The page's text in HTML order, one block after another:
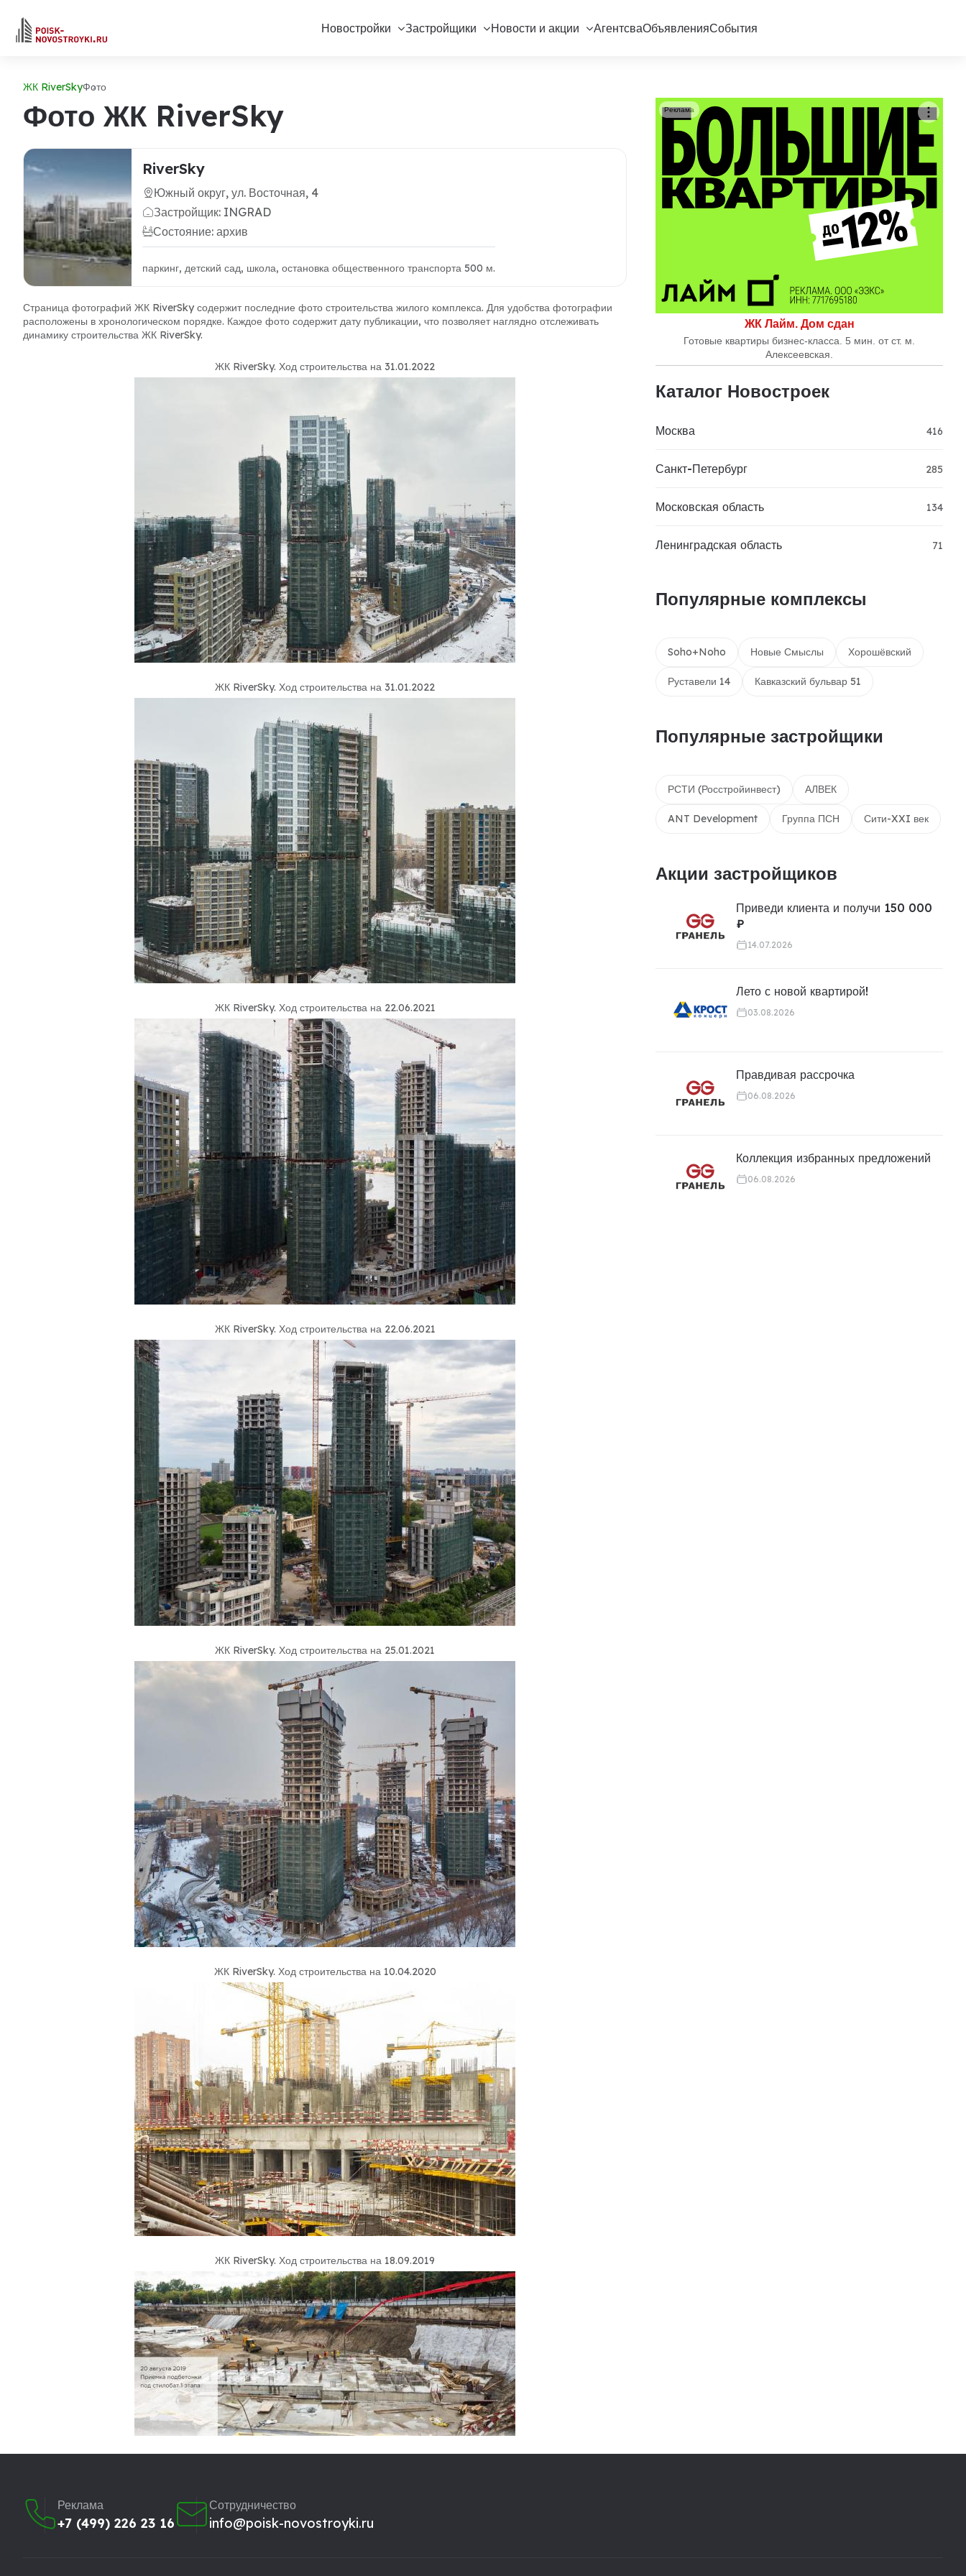
Новостройки Застройщики Новости и акции АгентсваОбъявленияСобытия
ЖК RiverSkyФото
Фото ЖК RiverSky
RiverSky
Южный округ, ул. Восточная, 4
Застройщик: INGRAD
Состояние: архив
паркинг, детский сад, школа, остановка общественного транспорта 500 м.
Страница фотографий ЖК RiverSky содержит последние фото строительства жилого комплекса. Для удобства фотографии
расположены в хронологическом порядке. Каждое фото содержит дату публикации, что позволяет наглядно отслеживать
динамику строительства ЖК RiverSky.
ЖК RiverSky. Ход строительства на 31.01.2022
ЖК RiverSky. Ход строительства на 31.01.2022
ЖК RiverSky. Ход строительства на 22.06.2021
ЖК RiverSky. Ход строительства на 22.06.2021
ЖК RiverSky. Ход строительства на 25.01.2021
ЖК RiverSky. Ход строительства на 10.04.2020
ЖК RiverSky. Ход строительства на 18.09.2019
ЖК Лайм. Дом сдан
Готовые квартиры бизнес-класса. 5 мин. от ст. м.
Алексеевская.
Реклама
Каталог Новостроек
Москва 416
Санкт-Петербург 285
Московская область 134
Ленинградская область 71
Популярные комплексы
Soho+Noho Новые Смыслы Хорошёвский
Руставели 14 Кавказский бульвар 51
Популярные застройщики
РСТИ (Росстройинвест) АЛВЕК
ANT Development Группа ПСН Сити-XXI век
Акции застройщиков
Приведи клиента и получи 150 000
₽
14.07.2026
Лето с новой квартирой!
03.08.2026
Правдивая рассрочка
06.08.2026
Коллекция избранных предложений
06.08.2026
Реклама
+7 (499) 226 23 16
Сотрудничество
info@poisk-novostroyki.ru